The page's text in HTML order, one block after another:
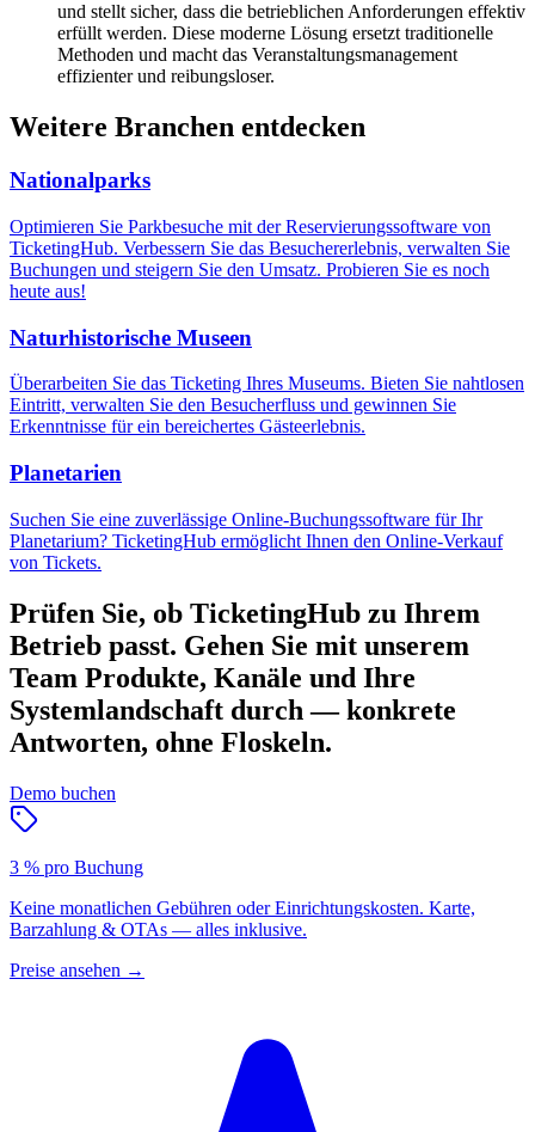
und stellt sicher, dass die betrieblichen Anforderungen effektiv
erfüllt werden. Diese moderne Lösung ersetzt traditionelle
Methoden und macht das Veranstaltungsmanagement
effizienter und reibungsloser.
Weitere Branchen entdecken
Nationalparks
Optimieren Sie Parkbesuche mit der Reservierungssoftware von
TicketingHub. Verbessern Sie das Besuchererlebnis, verwalten Sie
Buchungen und steigern Sie den Umsatz. Probieren Sie es noch
heute aus!
Naturhistorische Museen
Überarbeiten Sie das Ticketing Ihres Museums. Bieten Sie nahtlosen
Eintritt, verwalten Sie den Besucherfluss und gewinnen Sie
Erkenntnisse für ein bereichertes Gästeerlebnis.
Planetarien
Suchen Sie eine zuverlässige Online-Buchungssoftware für Ihr
Planetarium? TicketingHub ermöglicht Ihnen den Online-Verkauf
von Tickets.
Prüfen Sie, ob TicketingHub zu Ihrem
Betrieb passt. Gehen Sie mit unserem
Team Produkte, Kanäle und Ihre
Systemlandschaft durch — konkrete
Antworten, ohne Floskeln.
Demo buchen
3 % pro Buchung
Keine monatlichen Gebühren oder Einrichtungskosten. Karte,
Barzahlung & OTAs — alles inklusive.
Preise ansehen →